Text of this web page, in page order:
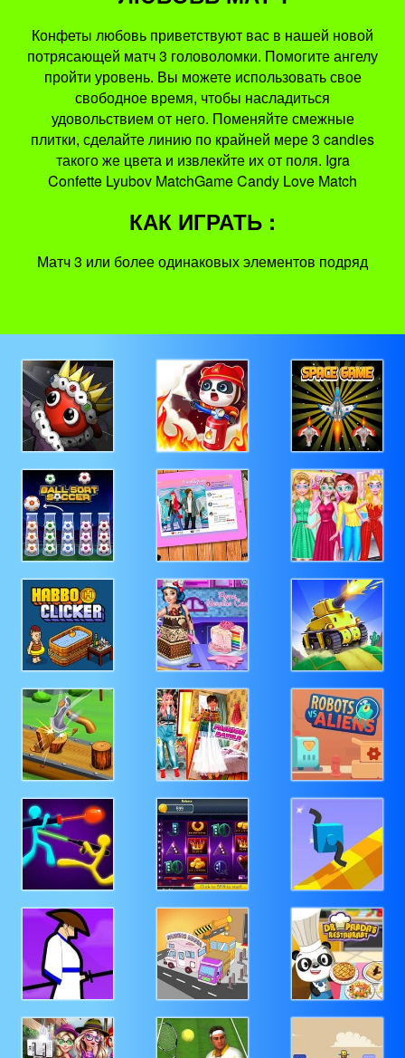
Конфеты любовь приветствуют вас в нашей новой
потрясающей матч 3 головоломки. Помогите ангелу
пройти уровень. Вы можете использовать свое
свободное время, чтобы насладиться
удовольствием от него. Поменяйте смежные
плитки, сделайте линию по крайней мере 3 candies
такого же цвета и извлекйте их от поля. Igra
Confette Lyubov MatchGame Candy Love Match
КАК ИГРАТЬ :
Матч 3 или более одинаковых элементов подряд